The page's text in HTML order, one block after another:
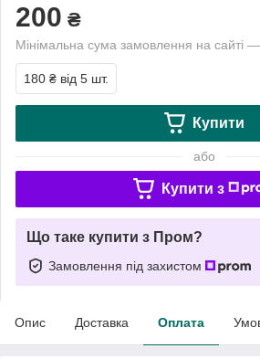
200 ₴
Мінімальна сума замовлення на сайті
180 ₴ від 5 шт.
Купити
або
Купити з
Що таке купити з Пром?
Замовлення під захистом
Опис Доставка Оплата